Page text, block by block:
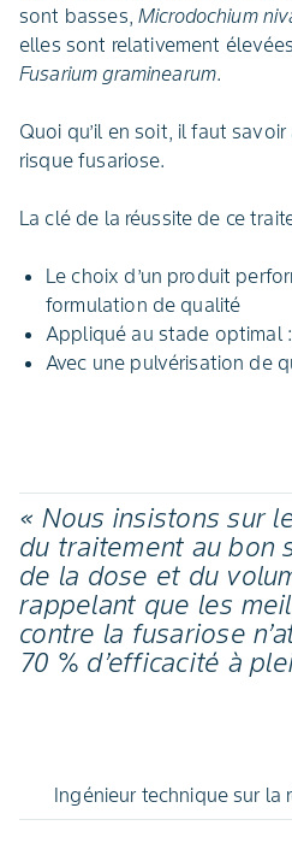
sont basses, Microdochium
elles sont relativement
Fusarium graminearum.
Quoi qu’il en soit, il faut
risque fusariose.
La clé de la réussite de ce
Le choix d’un produit
formulation de qualité
Appliqué au stade optimal
Avec une pulvérisation de
« Nous insistons sur
du traitement au bon
de la dose et du
rappelant que les
contre la fusariose
70 % d’efficacité à
Ingénieur technique sur la